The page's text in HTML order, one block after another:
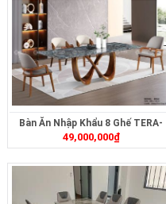
Bàn Ăn Nhập Khẩu 8 Ghế TERA-
T806
49,000,000₫